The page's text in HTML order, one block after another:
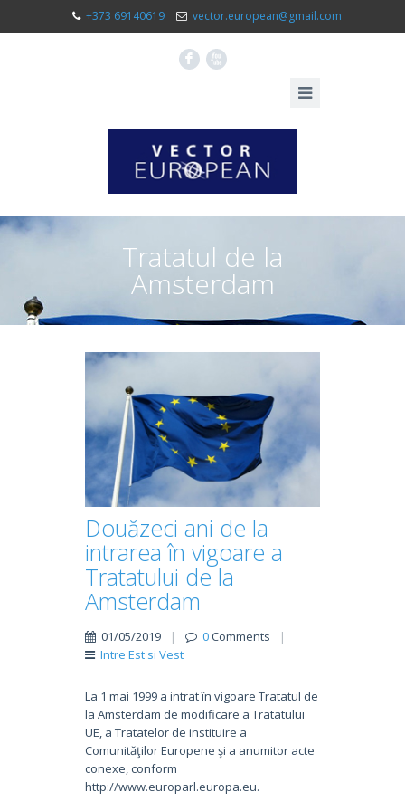
+373 69140619 vector.european@gmail.com
F X
Tratatul de la
Amsterdam
Douăzeci ani de la
intrarea în vigoare a
Tratatului de la
Amsterdam
01/05/2019 | 0Comments
|
Intre Est si Vest
La 1 mai 1999 a intrat în vigoare Tratatul de
la Amsterdam de modificare a Tratatului
UE, a Tratatelor de instituire a
Comunităţilor Europene şi a anumitor acte
conexe, conform
http://www.europarl.europa.eu.